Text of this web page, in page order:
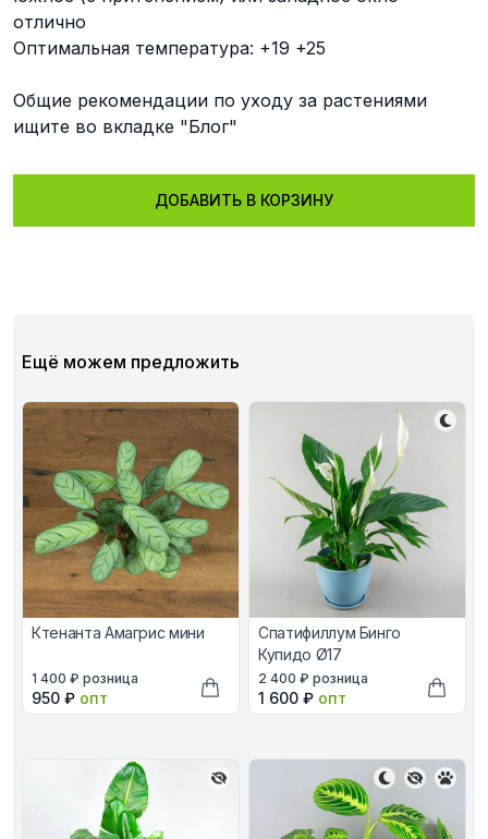
отлично
Оптимальная температура: +19 +25
Общие рекомендации по уходу за растениями
ищите во вкладке "Блог"
ДОБАВИТЬ В КОРЗИНУ
Ещё можем предложить
Ктенанта Амагрис мини
В наличии, цена в рублях
1 400 ₽ розница
Оптовая цена в рублях
950 ₽ опт
Добавить в корзину
Спатифиллум Бинго
Купидо Ø17
В наличии, цена в рублях
2 400 ₽ розница
Оптовая цена в рублях
1 600 ₽ опт